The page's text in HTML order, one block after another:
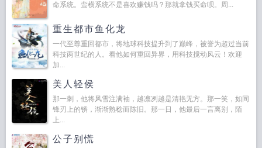
命系统。蛮横系统不是喜欢赚钱吗？那就拿钱买命呗。周...
重生都市鱼化龙
一代至尊重回都市，将地球科技提升到了巅峰，被誉为超过当前
科技两世纪的人。看他如何重回异界，用科技搅动风云！欢迎
加...
美人轻侯
那一刺，他将风雪注满袖，越凛冽越是清艳无方。那一笑，如同
锋刃上的锈，渐渐熟稔而陈旧。那一日，他最后一言离别，陌
上...
公子别慌